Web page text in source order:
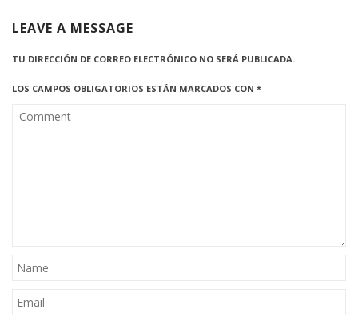
LEAVE A MESSAGE
TU DIRECCIÓN DE CORREO ELECTRÓNICO NO SERÁ PUBLICADA.
LOS CAMPOS OBLIGATORIOS ESTÁN MARCADOS CON *